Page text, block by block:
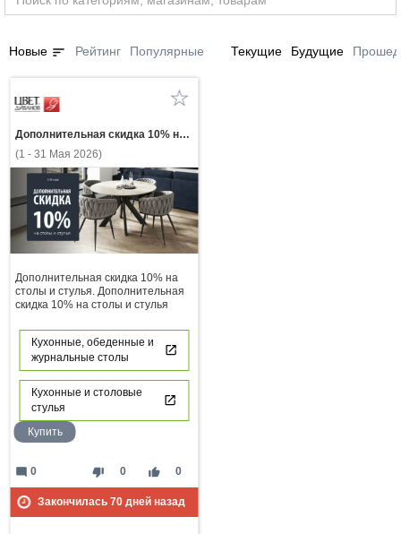
Новые sort Рейтинг Популярные Текущие Будущие
Дополнительная скидка 10% на столы и стулья. Дополнительная скидка 10% на столы и стулья
(1 - 31 Мая 2026)
Дополнительная скидка 10% на
столы и стулья. Дополнительная
скидка 10% на столы и стулья
Кухонные, обеденные и
журнальные столы
Кухонные и столовые
стулья
Купить
thumb_down 0 thumb_up 0
mode_comment 0
Закончилась 70дней назад